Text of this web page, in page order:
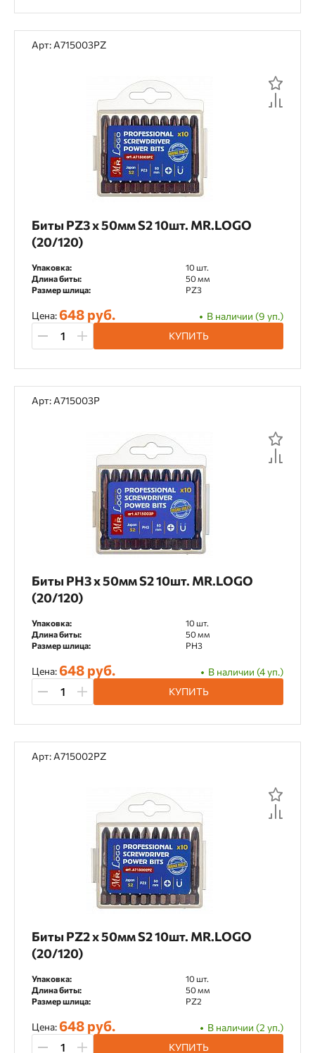
Арт: A715003PZ
Биты PZ3 х 50мм S2 10шт. MR.LOGO
(20/120)
Упаковка:
10 шт.
Длина биты:
50 мм
Размер шлица:
PZ3
Цена: 648 руб.
В наличии (9 уп.)
КУПИТЬ
Арт: A715003P
Биты PH3 х 50мм S2 10шт. MR.LOGO
(20/120)
Упаковка:
10 шт.
Длина биты:
50 мм
Размер шлица:
PH3
Цена: 648 руб.
В наличии (4 уп.)
КУПИТЬ
Арт: A715002PZ
Биты PZ2 х 50мм S2 10шт. MR.LOGO
(20/120)
Упаковка:
10 шт.
Длина биты:
50 мм
Размер шлица:
PZ2
Цена: 648 руб.
В наличии (2 уп.)
КУПИТЬ